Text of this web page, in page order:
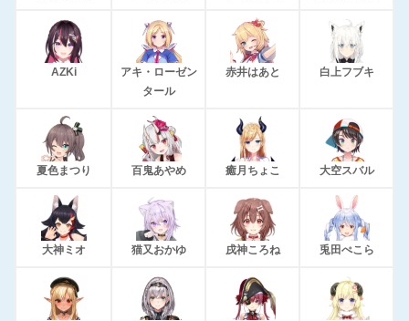
AZKi
アキ・ローゼン
タール
赤井はあと 白上フブキ
夏色まつり 百鬼あやめ 癒月ちょこ 大空スバル
大神ミオ 猫又おかゆ 戌神ころね 兎田ぺこら